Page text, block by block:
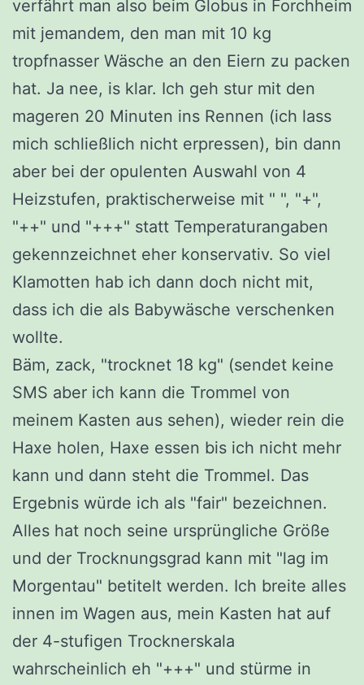
verfährt man also beim Globus in Forchheim
mit jemandem, den man mit 10 kg
tropfnasser Wäsche an den Eiern zu packen
hat. Ja nee, is klar. Ich geh stur mit den
mageren 20 Minuten ins Rennen (ich lass
mich schließlich nicht erpressen), bin dann
aber bei der opulenten Auswahl von 4
Heizstufen, praktischerweise mit " ", "+",
"++" und "+++" statt Temperaturangaben
gekennzeichnet eher konservativ. So viel
Klamotten hab ich dann doch nicht mit,
dass ich die als Babywäsche verschenken
wollte.
Bäm, zack, "trocknet 18 kg" (sendet keine
SMS aber ich kann die Trommel von
meinem Kasten aus sehen), wieder rein die
Haxe holen, Haxe essen bis ich nicht mehr
kann und dann steht die Trommel. Das
Ergebnis würde ich als "fair" bezeichnen.
Alles hat noch seine ursprüngliche Größe
und der Trocknungsgrad kann mit "lag im
Morgentau" betitelt werden. Ich breite alles
innen im Wagen aus, mein Kasten hat auf
der 4-stufigen Trocknerskala
wahrscheinlich eh "+++" und stürme in